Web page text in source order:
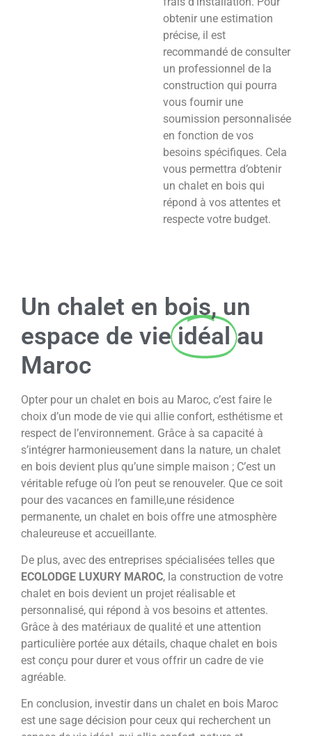
obtenir une estimation
précise, il est
recommandé de consulter
un professionnel de la
construction qui pourra
vous fournir une
soumission personnalisée
en fonction de vos
besoins spécifiques. Cela
vous permettra d’obtenir
un chalet en bois qui
répond à vos attentes et
respecte votre budget.
Un chalet en bois, un
espace de vie idéal au
Maroc
Opter pour un chalet en bois au Maroc, c’est faire le
choix d’un mode de vie qui allie confort, esthétisme et
respect de l’environnement. Grâce à sa capacité à
s’intégrer harmonieusement dans la nature, un chalet
en bois devient plus qu’une simple maison ; C’est un
véritable refuge où l’on peut se renouveler. Que ce soit
pour des vacances en famille,une résidence
permanente, un chalet en bois offre une atmosphère
chaleureuse et accueillante.
De plus, avec des entreprises spécialisées telles que
ECOLODGE LUXURY MAROC, la construction de votre
chalet en bois devient un projet réalisable et
personnalisé, qui répond à vos besoins et attentes.
Grâce à des matériaux de qualité et une attention
particulière portée aux détails, chaque chalet en bois
est conçu pour durer et vous offrir un cadre de vie
agréable.
En conclusion, investir dans un chalet en bois Maroc
est une sage décision pour ceux qui recherchent un